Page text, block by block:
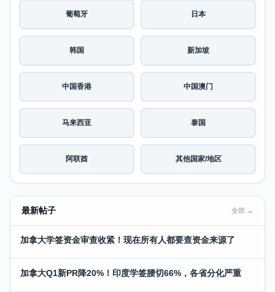
葡萄牙 日本
韩国 新加坡
中国香港 中国澳门
马来西亚 泰国
阿联酋 其他国家/地区
最新帖子 全部 →
加拿大学签资金审查收紧！现在所有人都要查资金来源了
加拿大Q1新PR降20%！印度学签腰切66%，各省分化严重